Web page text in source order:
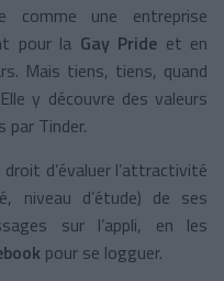
comme une entreprise
pour la Gay Pride et en
Mais tiens, tiens, quand
y découvre des valeurs
par Tinder.
d’évaluer l’attractivité
niveau d’étude) de ses
sur l’appli, en les
pour se logguer.